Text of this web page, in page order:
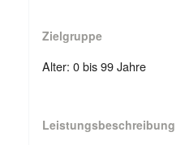
Zielgruppe
Alter: 0 bis 99 Jahre
Leistungsbeschreibung